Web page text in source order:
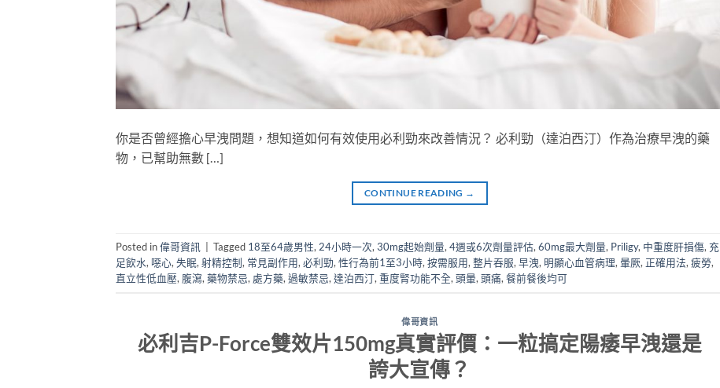
你是否曾經擔心早洩問題，想知道如何有效使用必利勁來改善情況？ 必利勁（達泊西汀）作為治療早洩的藥
物，已幫助無數 […]
CONTINUE READING →
Posted in偉哥資訊 Tagged 18至64歲男性,24小時一次,30mg起始劑量,4週或6次劑量評估,60mg最大劑量, Priligy, 中重度肝損傷,充
足飲水, 噁心,失眠,射精控制, 常見副作用,必利勁,性行為前1至3小時,按需服用,整片吞服,早洩, 明顯心血管病理, 暈厥, 正確用法,疲勞,
直立性低血壓, 腹瀉,藥物禁忌, 處方藥,過敏禁忌,達泊西汀,重度腎功能不全,頭暈,頭痛,餐前餐後均可
偉哥資訊
必利吉P-Force雙效片150mg真實評價：一粒搞定陽痿早洩還是
誇大宣傳？